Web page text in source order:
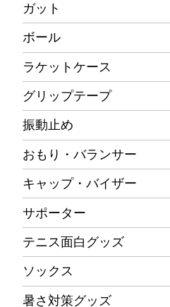
ガット
ボール
ラケットケース
グリップテープ
振動止め
おもり・バランサー
キャップ・バイザー
サポーター
テニス面白グッズ
ソックス
暑さ対策グッズ